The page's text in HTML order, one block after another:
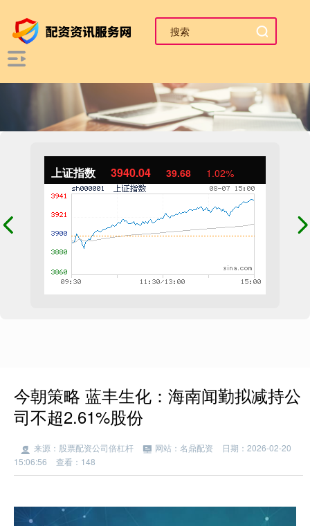
上证指数 3940.04 39.68 1.02%
今朝策略 蓝丰生化：海南闻勤拟减持公
司不超2.61%股份
来源：股票配资公司倍杠杆 网站：名鼎配资
日期：2026-02-20
15:06:56
查看：148